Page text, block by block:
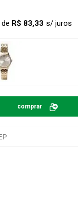
de R$ 83,33
comprar